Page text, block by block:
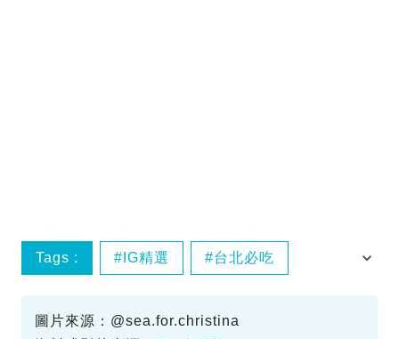
Tags : IG精選 台北必吃
圖片來源：@sea.for.christina